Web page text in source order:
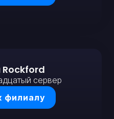
Rockford
сервер
филиалу